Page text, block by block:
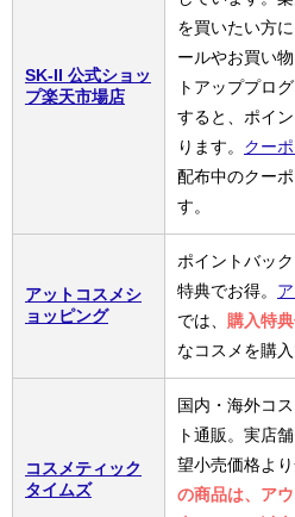
SK-II 公式ショッ
プ楽天市場店
を買いたい方
ールやお買い
トアッププロ
すると、ポイ
ります。 クー
配布中のクー
す。
アットコスメシ
ョッピング
ポイントバッ
特典でお得。
では、 購入特
なコスメを購入
コスメティック
タイムズ
国内・海外コ
ト通販。実店
望小売価格よ
の商品は、ア